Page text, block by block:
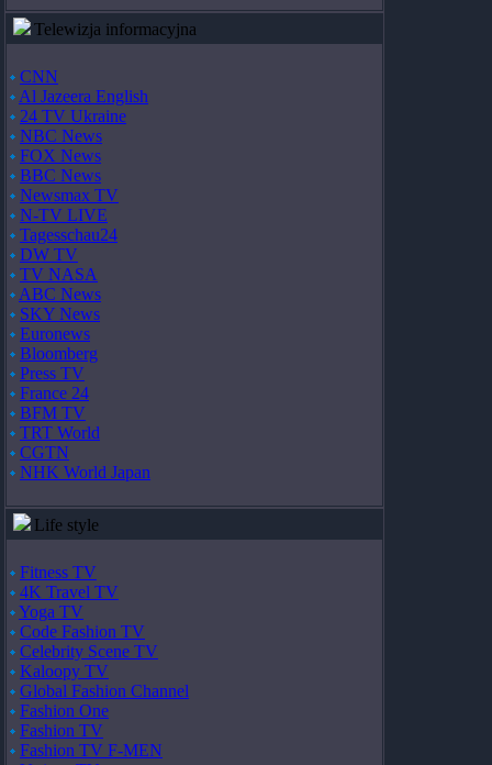
Telewizja informacyjna
CNN
Al Jazeera English
24 TV Ukraine
NBC News
FOX News
BBC News
Newsmax TV
N-TV LIVE
Tagesschau24
DW TV
TV NASA
ABC News
SKY News
Euronews
Bloomberg
Press TV
France 24
BFM TV
TRT World
CGTN
NHK World Japan
Life style
Fitness TV
4K Travel TV
Yoga TV
Code Fashion TV
Celebrity Scene TV
Kaloopy TV
Global Fashion Channel
Fashion One
Fashion TV
Fashion TV F-MEN